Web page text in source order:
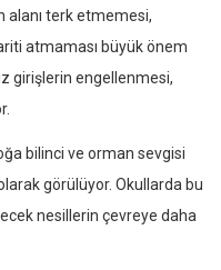
terk etmemesi,
atmaması büyük önem
girişlerin engellenmesi,
bilinci ve orman sevgisi
görülüyor. Okullarda bu
nesillerin çevreye daha